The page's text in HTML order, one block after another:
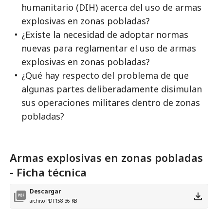
humanitario (DIH) acerca del uso de armas
explosivas en zonas pobladas?
¿Existe la necesidad de adoptar normas
nuevas para reglamentar el uso de armas
explosivas en zonas pobladas?
¿Qué hay respecto del problema de que
algunas partes deliberadamente disimulan
sus operaciones militares dentro de zonas
pobladas?
Armas explosivas en zonas pobladas
- Ficha técnica
Descargar
archivo PDF158.36 KB